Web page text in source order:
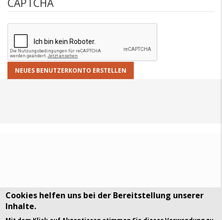
CAPTCHA
Cookies helfen uns bei der Bereitstellung unserer
Inhalte.